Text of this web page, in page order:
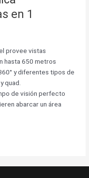
en 1
provee vistas
hasta 650 metros
y diferentes tipos de
quad.
de visión perfecto
abarcar un área